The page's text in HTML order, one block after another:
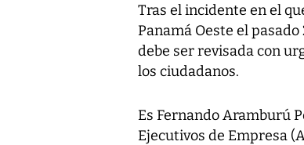
Tras el incidente en el
Panamá Oeste el
debe ser revisada con
los ciudadanos.
Es Fernando Aramburú
Ejecutivos de Empresa